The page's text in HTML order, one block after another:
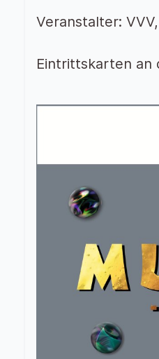
Veranstalter:
Eintrittskarten an